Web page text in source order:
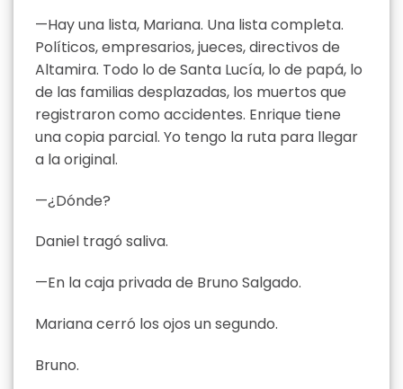
—Hay una lista, Mariana. Una lista completa.
Políticos, empresarios, jueces, directivos de
Altamira. Todo lo de Santa Lucía, lo de papá, lo
de las familias desplazadas, los muertos que
registraron como accidentes. Enrique tiene
una copia parcial. Yo tengo la ruta para llegar
a la original.
—¿Dónde?
Daniel tragó saliva.
—En la caja privada de Bruno Salgado.
Mariana cerró los ojos un segundo.
Bruno.